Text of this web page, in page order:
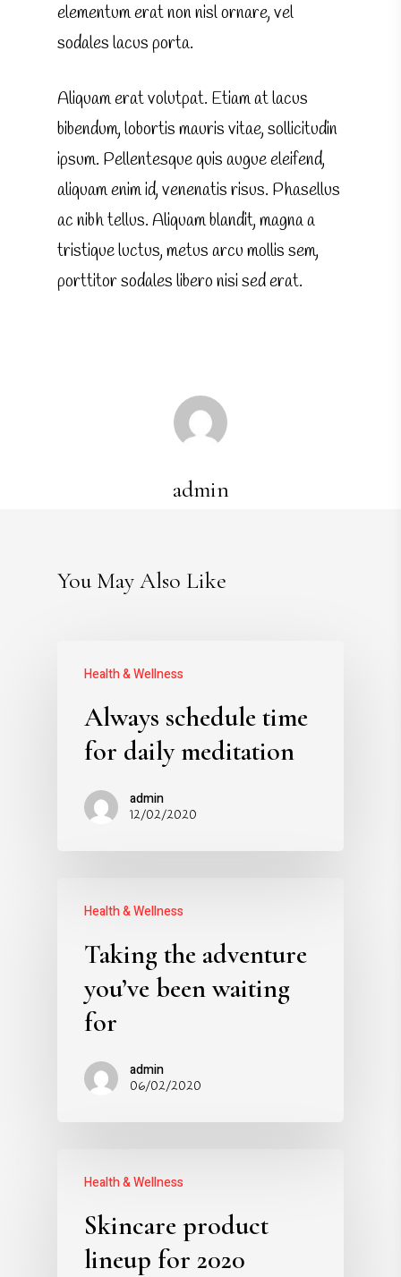
elementum erat non nisl ornare, vel
sodales lacus porta.
Aliquam erat volutpat. Etiam at lacus
bibendum, lobortis mauris vitae, sollicitudin
ipsum. Pellentesque quis augue eleifend,
aliquam enim id, venenatis risus. Phasellus
ac nibh tellus. Aliquam blandit, magna a
tristique luctus, metus arcu mollis sem,
porttitor sodales libero nisi sed erat.
admin
You May Also Like
Health & Wellness
Always schedule time
for daily meditation
admin
12/02/2020
Health & Wellness
Taking the adventure
you’ve been waiting
for
admin
06/02/2020
Health & Wellness
Skincare product
lineup for 2020